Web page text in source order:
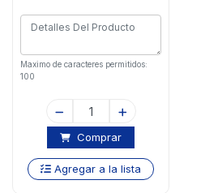
Maximo de caracteres permitidos:
100
Comprar
Agregar a la lista